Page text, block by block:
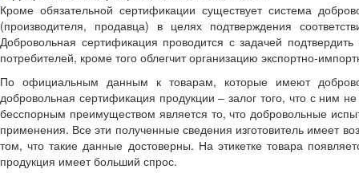
Кроме обязательной сертификации существует система
(производителя, продавца) в целях подтверждения
Добровольная сертификация проводится с задачей
потребителей, кроме того облегчит организацию экспортно-
По официальным данным к товарам, которые имеют
добровольная сертификация продукции – залог того, что с ним
бесспорным преимуществом является то, что добровольные
применения. Все эти полученные сведения изготовитель имеет
том, что такие данные достоверны. На этикетке товара
продукция имеет больший спрос.